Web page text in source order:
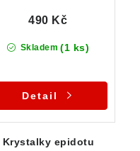
Skladem (1 ks)
490 Kč
Detail
Krystalky epidotu